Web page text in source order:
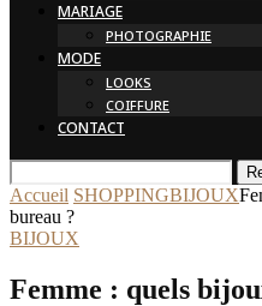
MARIAGE
PHOTOGRAPHIE
MODE
LOOKS
COIFFURE
CONTACT
Accueil SHOPPINGBIJOUX
bureau ?
BIJOUX
Femme : quels